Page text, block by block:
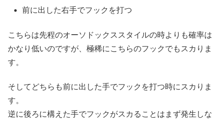
前に出した右手でフックを打つ
こちらは先程のオーソドックススタイルの時よりも確率は
かなり低いのですが、極稀にこちらのフックでもスカりま
す。
そしてどちらも前に出した手でフックを打つ時にスカりま
す。
逆に後ろに構えた手でフックがスカることはまず発生しな